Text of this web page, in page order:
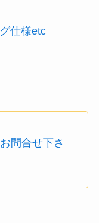
仕様etc
問合せ下さ